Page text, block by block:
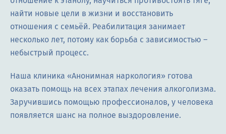
найти новые цели в жизни и восстановить
отношения с семьёй. Реабилитация занимает
несколько лет, потому как борьба с зависимостью –
небыстрый процесс.
Наша клиника «Анонимная наркология» готова
оказать помощь на всех этапах лечения алкоголизма.
Заручившись помощью профессионалов, у человека
появляется шанс на полное выздоровление.